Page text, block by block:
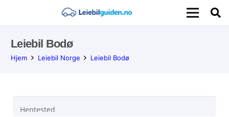
Leiebil Bodø
Hjem Leiebil Norge Leiebil Bodø
Hentested